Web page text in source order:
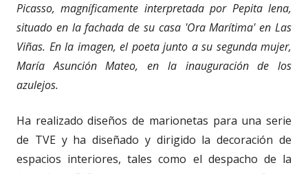
Picasso, magníficamente interpretada por Pepita lena,
situado en la fachada de su casa 'Ora Marítima' en Las
Viñas. En la imagen, el poeta junto a su segunda mujer,
María Asunción Mateo, en la inauguración de los
azulejos.
Ha realizado diseños de marionetas para una serie
de TVE y ha diseñado y dirigido la decoración de
espacios interiores, tales como el despacho de la